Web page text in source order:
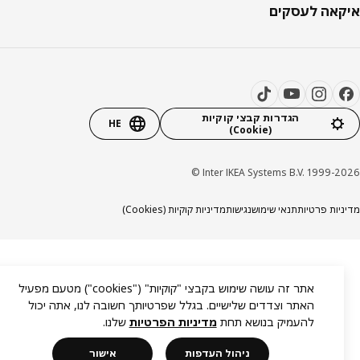
לעסקים
הגדרות קבצי קוקיות
HE
Inter IKEA Systems B.V. 1999-
פרטיותתנאי שימושנגישותמדיניות קוקיות (Cookies)
אתר זה עושה שימוש בקבצי "קוקיות" ("cookies") מטעם מפעיל
האתר וצדדים שלישיים. בגלל שפרטיותך חשובה לנו, אתה יכול
להעמיק בנושא תחתמדיניות הפרטיותשלנו.
ניהול העדפות אישור